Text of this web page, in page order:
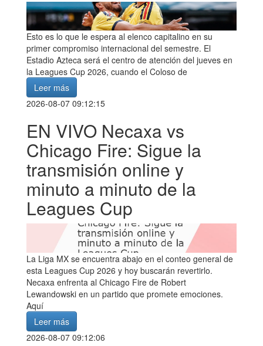
Esto es lo que le espera al elenco capitalino en su
primer compromiso internacional del semestre. El
Estadio Azteca será el centro de atención del jueves en
la Leagues Cup 2026, cuando el Coloso de
Leer más
2026-08-07 09:12:15
EN VIVO Necaxa vs
Chicago Fire: Sigue la
transmisión online y
minuto a minuto de la
Leagues Cup
La Liga MX se encuentra abajo en el conteo general de
esta Leagues Cup 2026 y hoy buscarán revertirlo.
Necaxa enfrenta al Chicago Fire de Robert
Lewandowski en un partido que promete emociones.
Aquí
Leer más
2026-08-07 09:12:06